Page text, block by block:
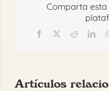
Comparta esta
Facebook Reddit
Artículos